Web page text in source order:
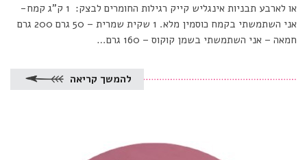
או לארבע תבניות אינגליש קייק רגילות החומרים לבצק: 1 ק”ג קמח-
אני השתמשתי בקמח כוסמין מלא. 1 שקית שמרית – 50 גרם 200 גרם
חמאה – אני השתמשתי בשמן קוקוס – 160 גרם…
להמשך קריאה